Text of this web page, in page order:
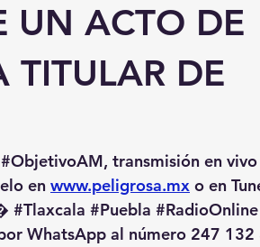
UN ACTO DE
TITULAR DE
#ObjetivoAM, transmisión en
en www.peligrosa.mx o en
#Tlaxcala #Puebla #RadioOnline
WhatsApp al número 247